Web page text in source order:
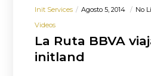
Init Services Agosto 5, 2014
No
Videos
La Ruta BBVA
initland